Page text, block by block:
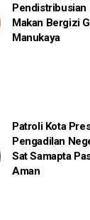
Pendistribusian
Makan Bergizi
Manukaya
Patroli Kota
Pengadilan
Sat Samapta
Aman